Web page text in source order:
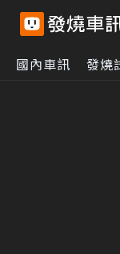
國內車訊 發燒